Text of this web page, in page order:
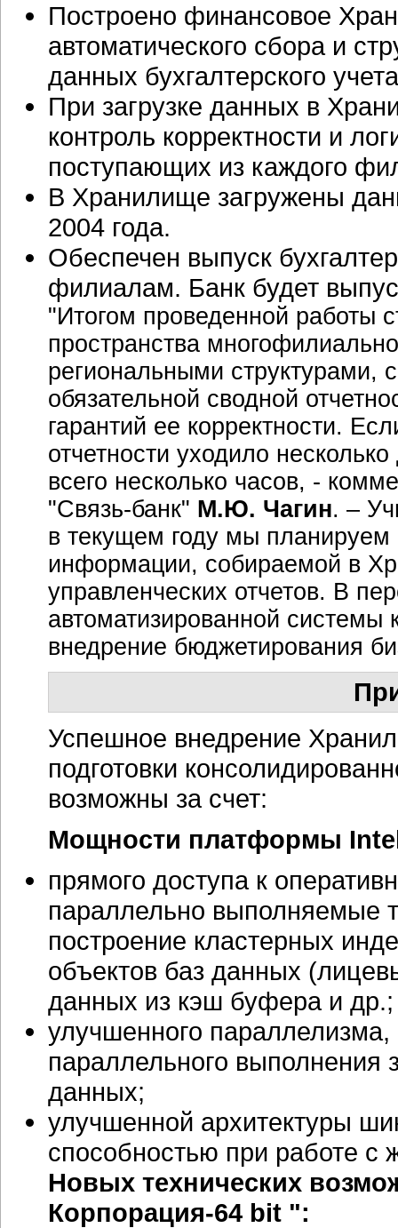
Построено финансовое
автоматического сбора и
данных бухгалтерского
При загрузке данных в
контроль корректности и
поступающих из каждого
В Хранилище загружены
2004 года.
Обеспечен выпуск
филиалам. Банк будет
"Итогом проведенной работы
пространства
региональными структурами,
обязательной сводной
гарантий ее корректности.
отчетности уходило
всего несколько часов, -
"Связь-банк" М.Ю. Чагин. –
в текущем году мы планируем
информации, собираемой в
управленческих отчетов. В
автоматизированной системы
внедрение бюджетирования
Успешное внедрение
подготовки
возможны за счет:
Мощности платформы
прямого доступа к
параллельно выполняемые
построение кластерных
объектов баз данных
данных из кэш буфера и др.;
улучшенного
параллельного выполнения
данных;
улучшенной архитектуры
способностью при работе с
Новых технических
Корпорация-64 bit ":